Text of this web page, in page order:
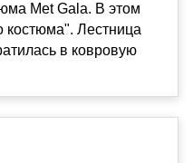
Met Gala. В этом
костюма". Лестница
в ковровую